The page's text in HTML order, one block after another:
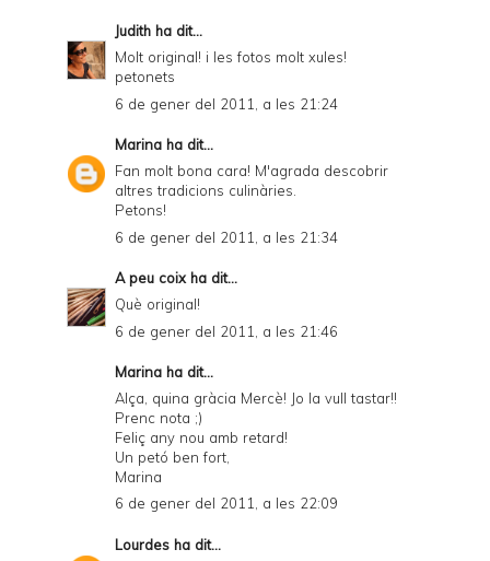
Judith ha dit...
Molt original! i les fotos molt xules!
petonets
6 de gener del 2011, a les 21:24
Marina ha dit...
Fan molt bona cara! M'agrada descobrir
altres tradicions culinàries.
Petons!
6 de gener del 2011, a les 21:34
A peu coix ha dit...
Què original!
6 de gener del 2011, a les 21:46
Marina ha dit...
Alça, quina gràcia Mercè! Jo la vull tastar!!
Prenc nota ;)
Feliç any nou amb retard!
Un petó ben fort,
Marina
6 de gener del 2011, a les 22:09
Lourdes ha dit...